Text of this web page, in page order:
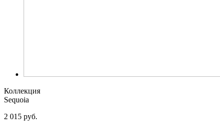
Коллекция
Sequoia
2 015 руб.